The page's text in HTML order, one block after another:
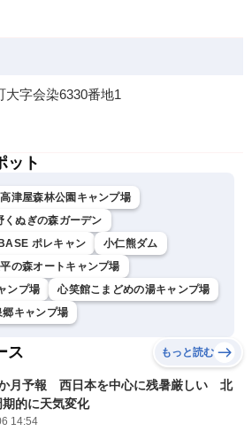
字会染6330番地1
ット
高津屋森林公園キャンプ場
くぬぎの森ガーデン
ポレキャン
小仁熊ダム
の森オートキャンプ場
ンプ場
心笑館こまどめの湯キャンプ場
キャンプ場
ス もっと読む
月予報 西日本を中心に残暑厳しい 北
期的に天気変化
14:54